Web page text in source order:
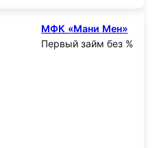
МФК «Мани Мен»
Первый займ без %